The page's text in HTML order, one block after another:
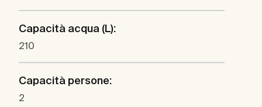
Capacità acqua (L):
210
Capacità persone:
2